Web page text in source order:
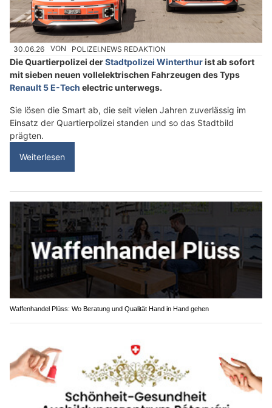
30.06.26 VON POLIZEI.NEWS REDAKTION
Die Quartierpolizei derStadtpolizei Winterthurist ab sofort
mit sieben neuen vollelektrischen Fahrzeugen des Typs
Renault 5 E-Tech electric unterwegs.
Sie lösen die Smart ab, die seit vielen Jahren zuverlässig im
Einsatz der Quartierpolizei standen und so das Stadtbild
prägten.
Weiterlesen
Waffenhandel Plüss: Wo Beratung und Qualität Hand in Hand gehen